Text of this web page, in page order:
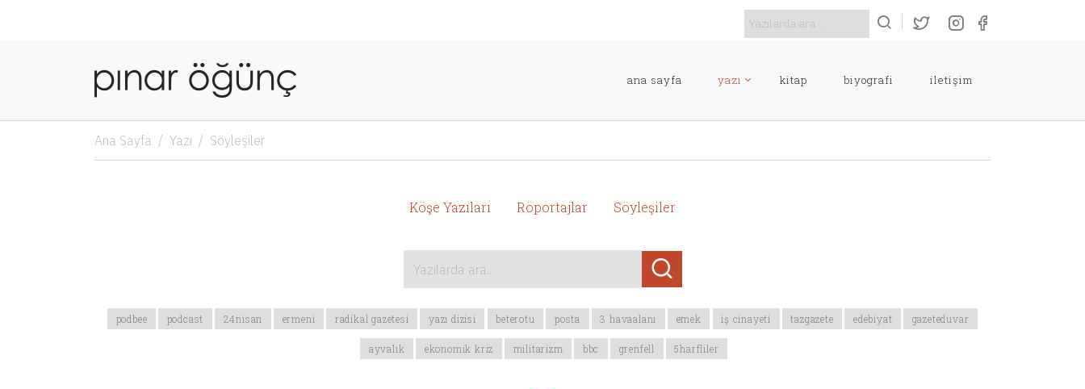
ana sayfa yazı kitap biyografi i̇letişim
Ana Sayfa Yazı Söyleşiler
Köşe Yazıları Röportajlar Söyleşiler
Yazılarda ara...
podbee podcast 24nisan ermeni radikal gazetesi yazı dizisi beterotu posta 3 havaalanı emek iş cinayeti tazgazete edebiyat gazeteduvar
ayvalık ekonomik kriz militarizm bbc grenfell 5harfliler